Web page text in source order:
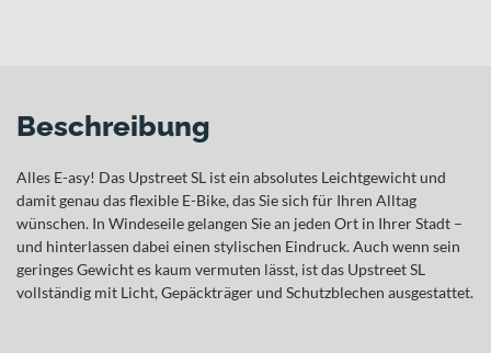
Beschreibung
Alles E-asy! Das Upstreet SL ist ein absolutes Leichtgewicht und
damit genau das flexible E-Bike, das Sie sich für Ihren Alltag
wünschen. In Windeseile gelangen Sie an jeden Ort in Ihrer Stadt –
und hinterlassen dabei einen stylischen Eindruck. Auch wenn sein
geringes Gewicht es kaum vermuten lässt, ist das Upstreet SL
vollständig mit Licht, Gepäckträger und Schutzblechen ausgestattet.